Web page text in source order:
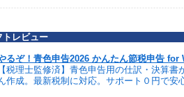
レビュー
るぞ！青色申告2026 かんたん節税申告 for
税理士監修済】青色申告用の仕訳・決算
作成。最新税制に対応。サポート０円で安